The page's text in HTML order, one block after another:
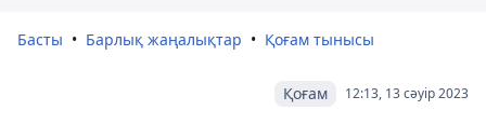
Басты Барлық жаңалықтар Қоғам тынысы
12:13, 13 сәуір 2023
Қоғам